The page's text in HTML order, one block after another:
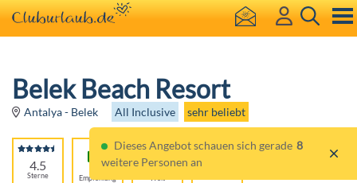
Belek Beach Resort
Antalya - Belek All Inclusive sehr beliebt
4.5
Sterne
Empfehlung
Dieses Angebot schauen sich gerade 8
weitere Personen an